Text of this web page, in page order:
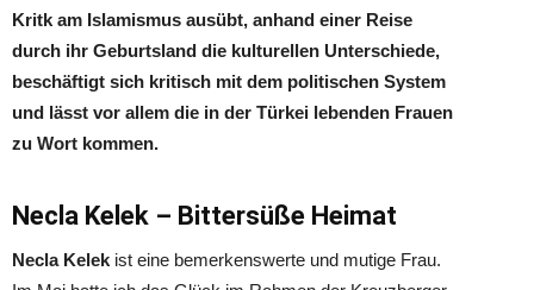
Kritk am Islamismus ausübt, anhand einer Reise
durch ihr Geburtsland die kulturellen Unterschiede,
beschäftigt sich kritisch mit dem politischen System
und lässt vor allem die in der Türkei lebenden Frauen
zu Wort kommen.
Necla Kelek – Bittersüße Heimat
Necla Kelek ist eine bemerkenswerte und mutige Frau.